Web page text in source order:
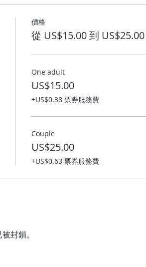
價格
從 US$15.00 到 US$25.00
One adult
US$15.00
+US$0.38 票券服務費
Couple
US$25.00
+US$0.63 票券服務費
封鎖。